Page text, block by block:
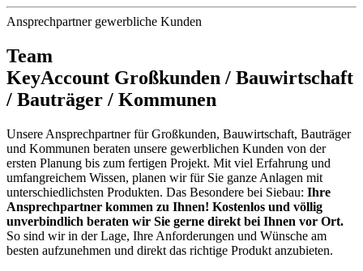
Ansprechpartner gewerbliche Kunden
Team
KeyAccount Großkunden / Bauwirtschaft
/ Bauträger / Kommunen
Unsere Ansprechpartner für Großkunden, Bauwirtschaft, Bauträger
und Kommunen beraten unsere gewerblichen Kunden von der
ersten Planung bis zum fertigen Projekt. Mit viel Erfahrung und
umfangreichem Wissen, planen wir für Sie ganze Anlagen mit
unterschiedlichsten Produkten. Das Besondere bei Siebau: Ihre
Ansprechpartner kommen zu Ihnen! Kostenlos und völlig
unverbindlich beraten wir Sie gerne direkt bei Ihnen vor Ort.
So sind wir in der Lage, Ihre Anforderungen und Wünsche am
besten aufzunehmen und direkt das richtige Produkt anzubieten.